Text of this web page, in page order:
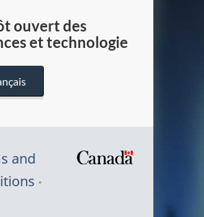
ouvert des
et technologie
and